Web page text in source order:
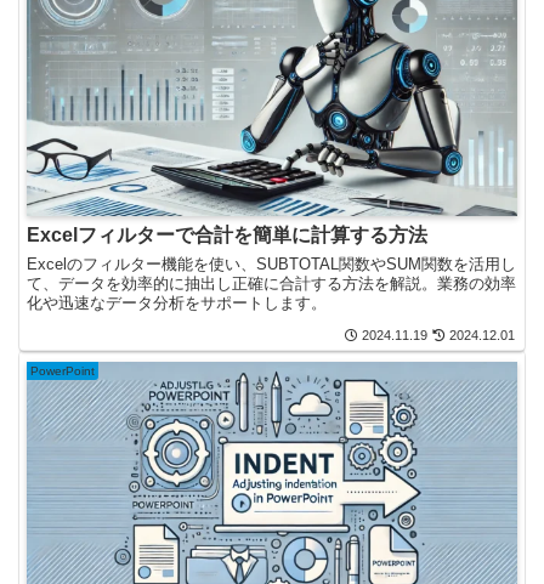
Excelフィルターで合計を簡単に計算する方法
Excelのフィルター機能を使い、SUBTOTAL関数やSUM関数を活用し
て、データを効率的に抽出し正確に合計する方法を解説。業務の効率
化や迅速なデータ分析をサポートします。
2024.11.19 2024.12.01
PowerPoint